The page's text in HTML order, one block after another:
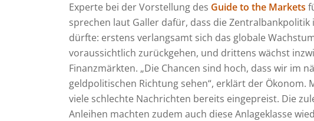
Experte bei der Vorstellung des Guide to the Markets
sprechen laut Galler dafür, dass die
dürfte: erstens verlangsamt sich das globale
voraussichtlich zurückgehen, und drittens wächst
Finanzmärkten. „Die Chancen sind hoch, dass wir im
geldpolitischen Richtung sehen“, erklärt der Ökonom.
viele schlechte Nachrichten bereits eingepreist. Die
Anleihen machten zudem auch diese Anlageklasse